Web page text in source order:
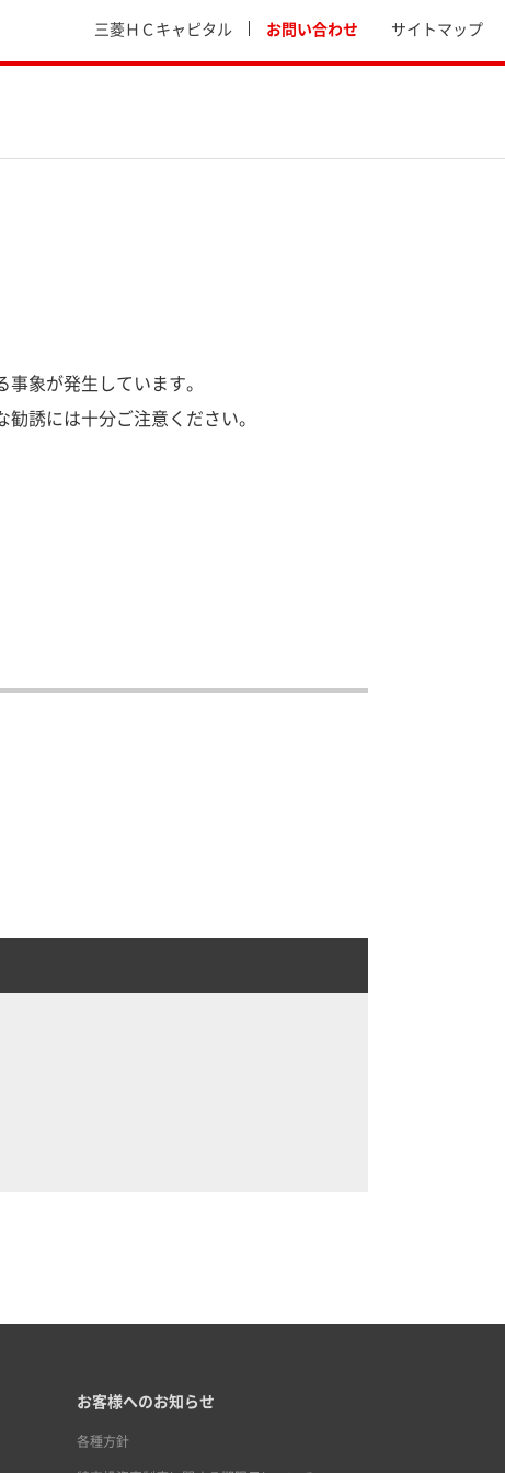
三菱ＨＣキャピタル お問い合わせ サイトマップ
象が発生しています。
誘には十分ご注意ください。
お客様へのお知らせ
各種方針